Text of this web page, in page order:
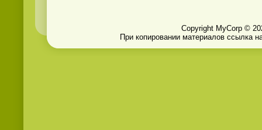
Copyright MyCorp ©
При копировании материалов ссылка